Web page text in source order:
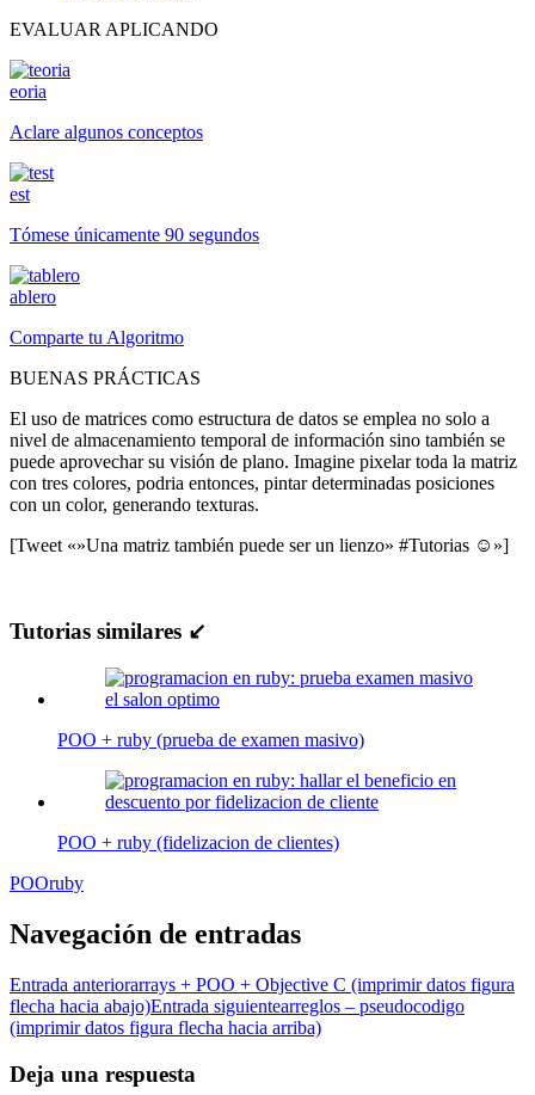
EVALUAR APLICANDO
eoria
Aclare algunos conceptos
est
Tómese únicamente 90 segundos
ablero
Comparte tu Algoritmo
BUENAS PRÁCTICAS
El uso de matrices como estructura de datos se emplea no solo a
nivel de almacenamiento temporal de información sino también se
puede aprovechar su visión de plano. Imagine pixelar toda la matriz
con tres colores, podria entonces, pintar determinadas posiciones
con un color, generando texturas.
[Tweet «»Una matriz también puede ser un lienzo» #Tutorias ☺»]
Tutorias similares ↙
POO + ruby (prueba de examen masivo)
POO + ruby (fidelizacion de clientes)
POOruby
Navegación de entradas
Entrada anteriorarrays + POO + Objective C (imprimir datos figura
flecha hacia abajo)Entrada siguientearreglos – pseudocodigo
(imprimir datos figura flecha hacia arriba)
Deja una respuesta